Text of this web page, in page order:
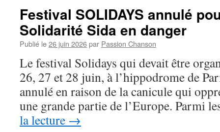
Festival SOLIDAYS annulé
Solidarité Sida en danger
Publié le26 juin 2026par Passion Chanson
Le festival Solidays qui devait être
26, 27 et 28 juin, à l’hippodrome de
annulé en raison de la canicule qui
une grande partie de l’Europe. Parmi
la lecture →